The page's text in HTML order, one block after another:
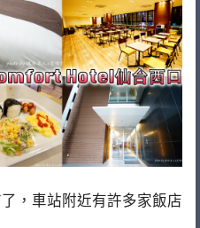
，車站附近有許多家飯店